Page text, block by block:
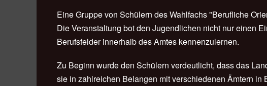
Eine Gruppe von Schülern des Wahlfachs "Berufliche
Die Veranstaltung bot den Jugendlichen nicht nur einen
Berufsfelder innerhalb des Amtes kennenzulernen.
Zu Beginn wurde den Schülern verdeutlicht, dass das
sie in zahlreichen Belangen mit verschiedenen Ämtern